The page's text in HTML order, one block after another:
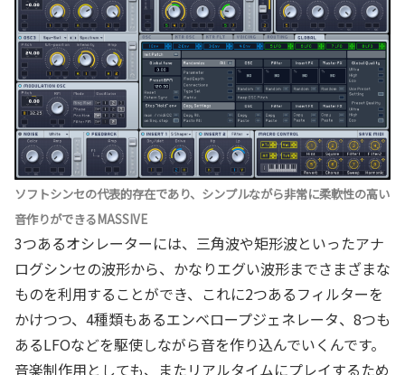
ソフトシンセの代表的存在であり、シンプルながら非常に柔軟性の高い
音作りができるMASSIVE
3つあるオシレーターには、三角波や矩形波といったアナ
ログシンセの波形から、かなりエグい波形までさまざまな
ものを利用することができ、これに2つあるフィルターを
かけつつ、4種類もあるエンベロープジェネレータ、8つも
あるLFOなどを駆使しながら音を作り込んでいくんです。
音楽制作用としても、またリアルタイムにプレイするため